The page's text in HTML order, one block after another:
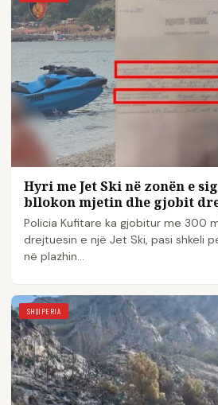
Hyri me Jet Ski në zonën e
bllokon mjetin dhe gjobit
Policia Kufitare ka gjobitur me 300
drejtuesin e një Jet Ski, pasi shkeli
në plazhin…
SHQIPERIA